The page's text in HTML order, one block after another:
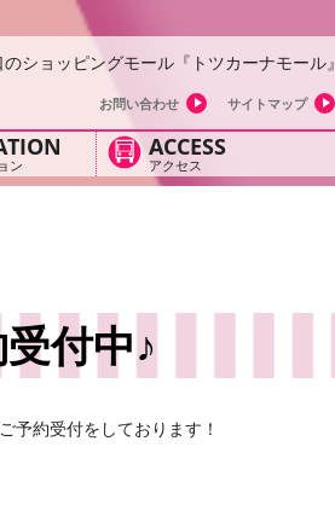
ショッピングモール『トツカーナモール』
お問い合わせ サイトマップ
ン
ACCESS
アクセス
付中♪
予約受付をしております！